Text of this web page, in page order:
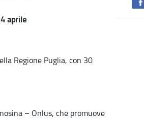
aprile
Regione Puglia, con 30
– Onlus, che promuove